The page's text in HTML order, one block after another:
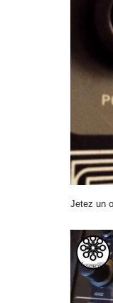
Jetez un